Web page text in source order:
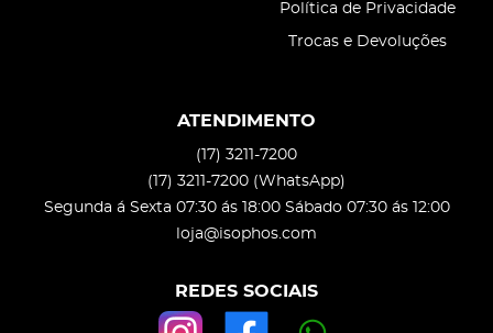
Política de Privacidade
Trocas e Devoluções
ATENDIMENTO
(17) 3211-7200
(17) 3211-7200 (WhatsApp)
Segunda á Sexta 07:30 ás 18:00 Sábado 07:30 ás 12:00
loja@isophos.com
REDES SOCIAIS